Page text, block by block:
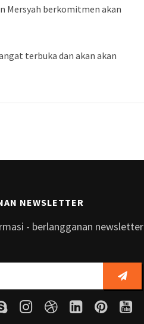
Mersyah berkomitmen akan
terbuka dan akan akan
NEWSLETTER
- berlangganan newsletter